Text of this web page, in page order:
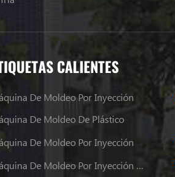
CALIENTES
De Moldeo Por Inyección
De Moldeo De Plástico
De Moldeo Por Inyección
Máquina De Moldeo Por Inyección De Plástico